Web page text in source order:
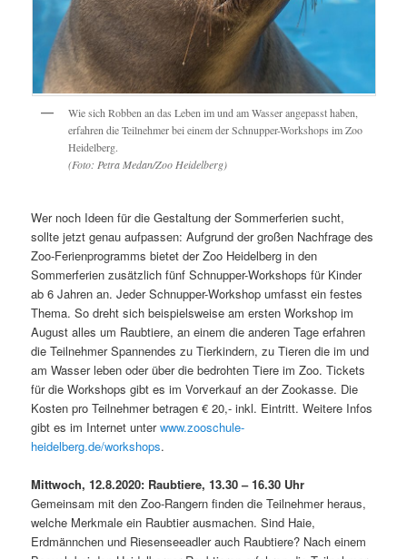
Wie sich Robben an das Leben im und am Wasser angepasst haben,
erfahren die Teilnehmer bei einem der Schnupper-Workshops im Zoo
Heidelberg.
(Foto: Petra Medan/Zoo Heidelberg)
Wer noch Ideen für die Gestaltung der Sommerferien sucht,
sollte jetzt genau aufpassen: Aufgrund der großen Nachfrage des
Zoo-Ferienprogramms bietet der Zoo Heidelberg in den
Sommerferien zusätzlich fünf Schnupper-Workshops für Kinder
ab 6 Jahren an. Jeder Schnupper-Workshop umfasst ein festes
Thema. So dreht sich beispielsweise am ersten Workshop im
August alles um Raubtiere, an einem die anderen Tage erfahren
die Teilnehmer Spannendes zu Tierkindern, zu Tieren die im und
am Wasser leben oder über die bedrohten Tiere im Zoo. Tickets
für die Workshops gibt es im Vorverkauf an der Zookasse. Die
Kosten pro Teilnehmer betragen € 20,- inkl. Eintritt. Weitere Infos
gibt es im Internet unterwww.zooschule-
heidelberg.de/workshops.
Mittwoch, 12.8.2020: Raubtiere, 13.30 – 16.30 Uhr
Gemeinsam mit den Zoo-Rangern finden die Teilnehmer heraus,
welche Merkmale ein Raubtier ausmachen. Sind Haie,
Erdmännchen und Riesenseeadler auch Raubtiere? Nach einem